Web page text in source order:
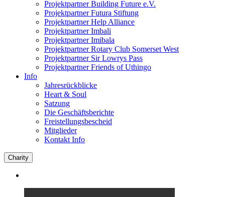
Projektpartner Building Future e.V.
Projektpartner Futura Stiftung
Projektpartner Help Alliance
Projektpartner Imbali
Projektpartner Imibala
Projektpartner Rotary Club Somerset West
Projektpartner Sir Lowrys Pass
Projektpartner Friends of Uthingo
Info
Jahresrückblicke
Heart & Soul
Satzung
Die Geschäftsberichte
Freistellungsbescheid
Mitglieder
Kontakt Info
Charity